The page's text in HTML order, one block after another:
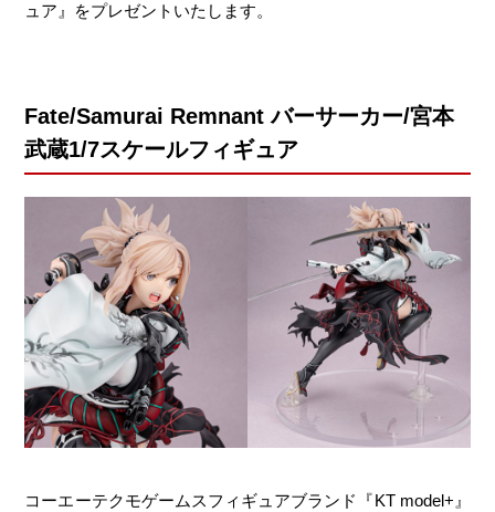
ュア』をプレゼントいたします。
Fate/Samurai Remnant バーサーカー/宮本
武蔵1/7スケールフィギュア
コーエーテクモゲームスフィギュアブランド『KT model+』